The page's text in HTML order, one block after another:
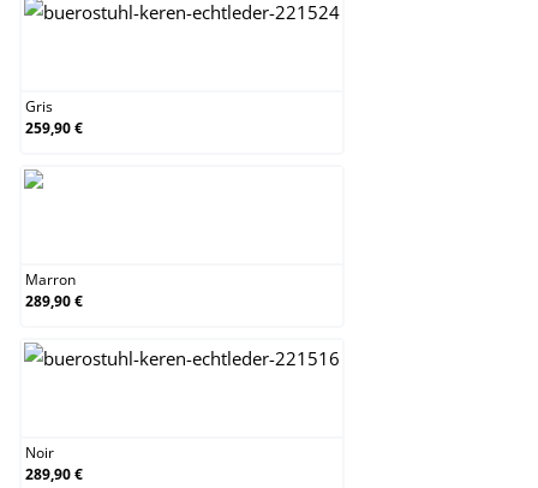
Gris
259,90 €
Marron
289,90 €
Noir
289,90 €